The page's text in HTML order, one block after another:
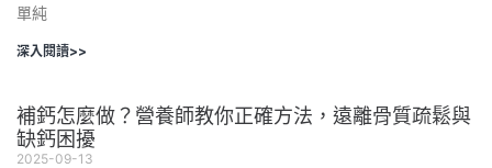
單純
深入閱讀>>
補鈣怎麼做？營養師教你正確方法，遠離骨質疏鬆與
缺鈣困擾
2025-09-13